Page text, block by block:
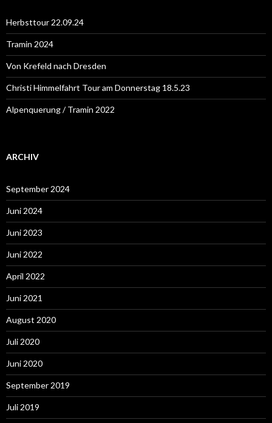
a
c
h
:
Herbsttour 22.09.24
Tramin 2024
Von Krefeld nach Dresden
Christi Himmelfahrt Tour am Donnerstag 18.5.23
Alpenquerung / Tramin 2022
ARCHIV
September 2024
Juni 2024
Juni 2023
Juni 2022
April 2022
Juni 2021
August 2020
Juli 2020
Juni 2020
September 2019
Juli 2019